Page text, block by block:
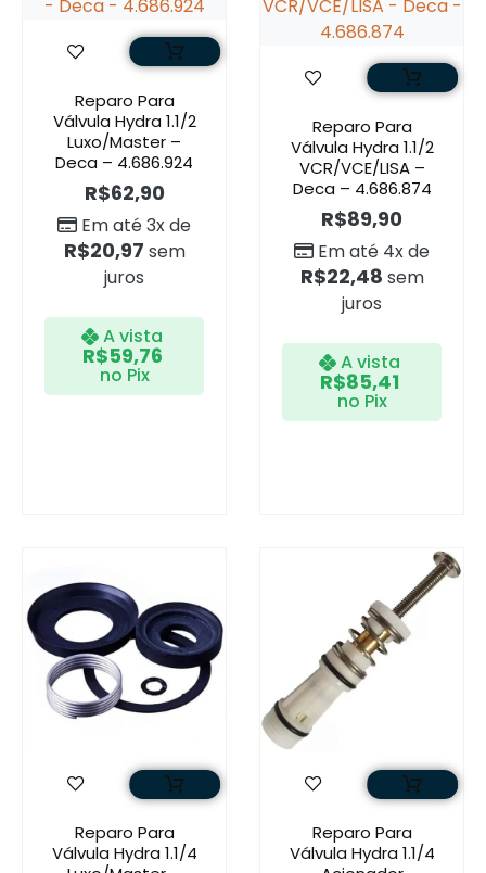
Reparo Para
Válvula Hydra 1.1/2
Luxo/Master –
Deca – 4.686.924
R$62,90
Em até 3x de
R$20,97 sem
juros
A vista
R$59,76
no Pix
Reparo Para
Válvula Hydra 1.1/2
VCR/VCE/LISA –
Deca – 4.686.874
R$89,90
Em até 4x de
R$22,48 sem
juros
A vista
R$85,41
no Pix
Reparo Para
Válvula Hydra 1.1/4
Reparo Para
Válvula Hydra 1.1/4